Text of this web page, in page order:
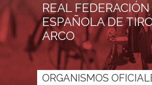
REAL FEDERACIÓN
ESPAÑOLA DE
ARCO
ORGANISMOS